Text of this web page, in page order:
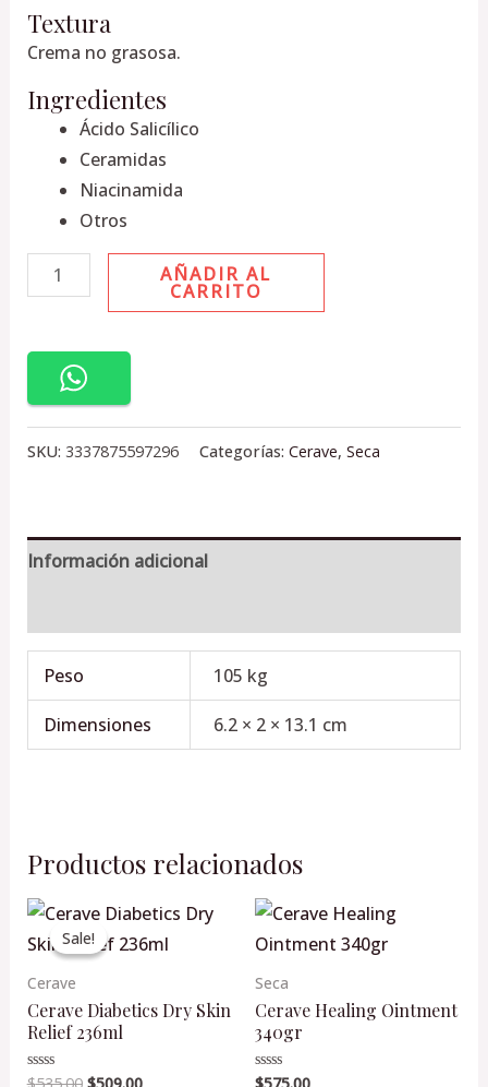
Textura
Crema no grasosa.
Ingredientes
Ácido Salicílico
Ceramidas
Niacinamida
Otros
AÑADIR AL
CARRITO
SKU: 3337875597296 Categorías: Cerave, Seca
Información adicional
Peso 105 kg
Dimensiones 6.2 × 2 × 13.1 cm
Productos relacionados
Sale!
Sale!
Cerave
Cerave Diabetics Dry Skin
Relief 236ml
Valorado
Original
price
was:
$535.00.
Current
price
is:
Seca
Cerave Healing Ointment
340gr
Valorado